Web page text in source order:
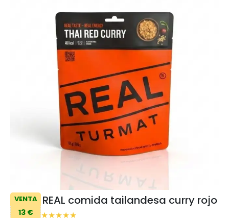
VENTA
13 €
REAL comida tailandesa curry rojo